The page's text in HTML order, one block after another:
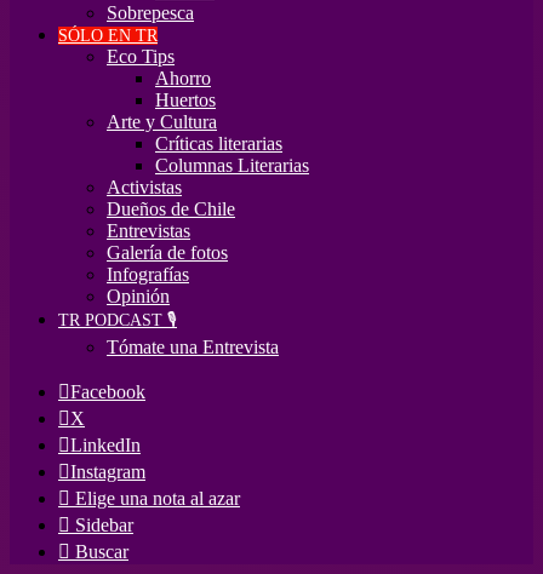
Sobrepesca
SÓLO EN TR
Eco Tips
Ahorro
Huertos
Arte y Cultura
Críticas literarias
Columnas Literarias
Activistas
Dueños de Chile
Entrevistas
Galería de fotos
Infografías
Opinión
TR PODCAST 🎙️
Tómate una Entrevista
Facebook
X
LinkedIn
Instagram
Elige una nota al azar
Sidebar
Buscar